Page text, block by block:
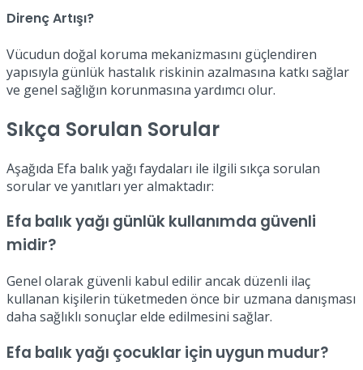
Direnç Artışı?
Vücudun doğal koruma mekanizmasını güçlendiren
yapısıyla günlük hastalık riskinin azalmasına katkı sağlar
ve genel sağlığın korunmasına yardımcı olur.
Sıkça Sorulan Sorular
Aşağıda Efa balık yağı faydaları ile ilgili sıkça sorulan
sorular ve yanıtları yer almaktadır:
Efa balık yağı günlük kullanımda güvenli
midir?
Genel olarak güvenli kabul edilir ancak düzenli ilaç
kullanan kişilerin tüketmeden önce bir uzmana danışması
daha sağlıklı sonuçlar elde edilmesini sağlar.
Efa balık yağı çocuklar için uygun mudur?